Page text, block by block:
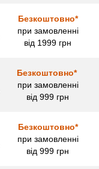
Безкоштовно*
при замовленні
від 1999 грн
Безкоштовно*
при замовленні
від 999 грн
Безкоштовно*
при замовленні
від 999 грн